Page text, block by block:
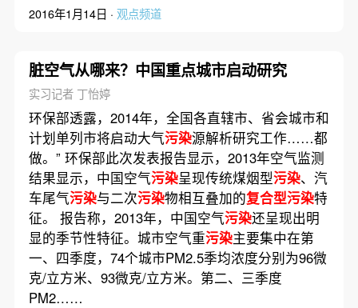
2016年1月14日 · 观点频道
脏空气从哪来？中国重点城市启动研究
实习记者 丁怡婷
环保部透露，2014年，全国各直辖市、省会城市和
计划单列市将启动大气污染源解析研究工作……都
做。” 环保部此次发表报告显示，2013年空气监测
结果显示，中国空气污染呈现传统煤烟型污染、汽
车尾气污染与二次污染物相互叠加的复合型污染特
征。 报告称，2013年，中国空气污染还呈现出明
显的季节性特征。城市空气重污染主要集中在第
一、四季度，74个城市PM2.5季均浓度分别为96微
克/立方米、93微克/立方米。第二、三季度
PM2……